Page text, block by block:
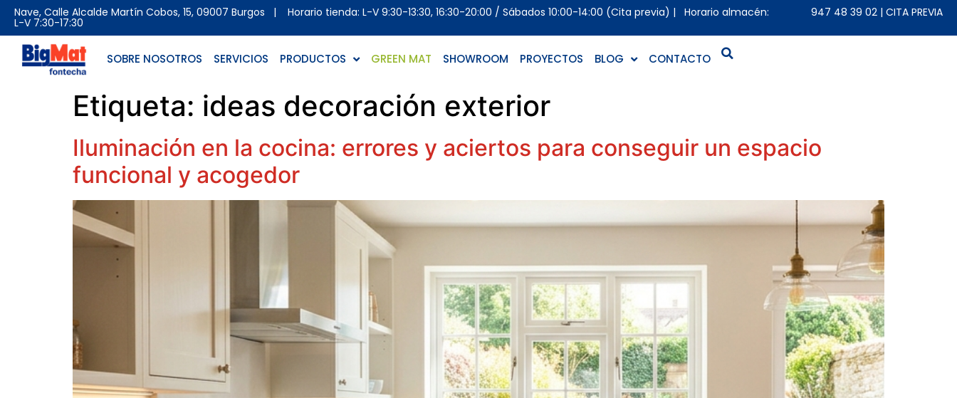
Nave, Calle Alcalde Martín Cobos, 15, 09007 Burgos | Horario tienda: L-V 9:30-13:30, 16:30-20:00 / Sábados 10:00-14:00 (Cita previa) | Horario almacén:
L-V 7:30-17:30
947 48 39 02| CITA PREVIA
SOBRE NOSOTROS SERVICIOS PRODUCTOS GREEN MAT SHOWROOM PROYECTOS BLOG CONTACTO
Etiqueta: ideas decoración exterior
Iluminación en la cocina: errores y aciertos para conseguir un espacio
funcional y acogedor